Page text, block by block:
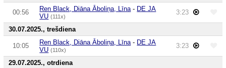
00:56 Ren Black, Diāna Āboliņa, Līna - DE JA
VU (111x)
3:23
30.07.2025., trešdiena
10:05 Ren Black, Diāna Āboliņa, Līna - DE JA
VU (110x)
3:23
29.07.2025., otrdiena